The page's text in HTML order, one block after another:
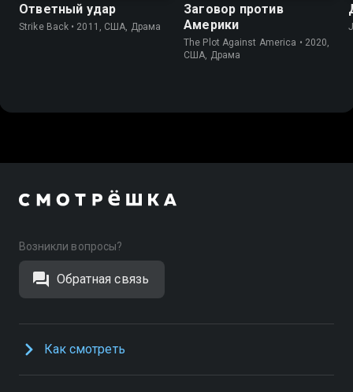
Ответный удар
Strike Back • 2011, США, Драма
Заговор против
Америки
The Plot Against America • 2020,
США, Драма
Возникли вопросы?
Обратная связь
Как смотреть